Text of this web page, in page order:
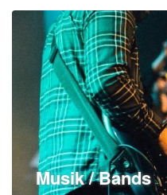
Musik / Bands